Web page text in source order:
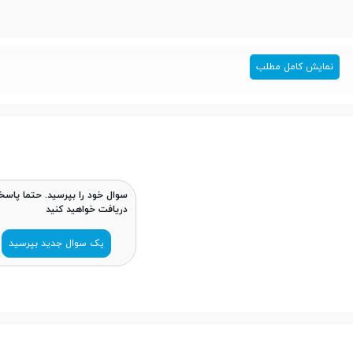
نمایش کامل مطلب
سوال خود را بپرسید. حتما
دریافت خواهید کنید
یک سوال جدید بپرسید